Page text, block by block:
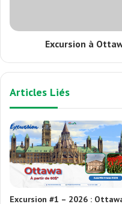
Excursion à
Articles Liés
Excursion #1 – 2026 :